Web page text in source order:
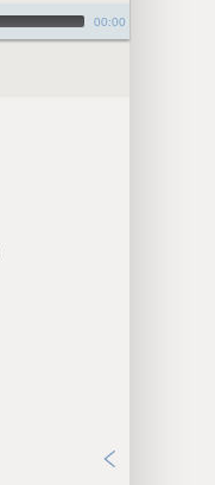
00:00